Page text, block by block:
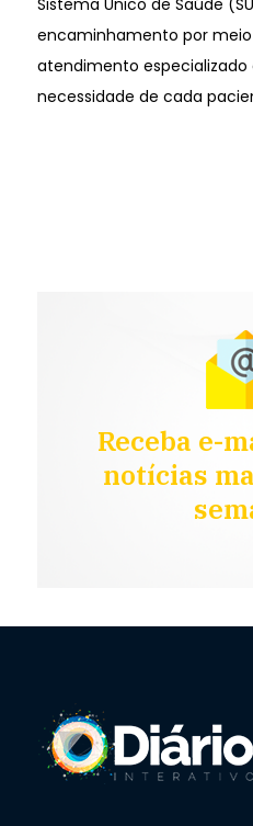
encaminhamento por
atendimento
necessidade de cada
Receba e-
notícias